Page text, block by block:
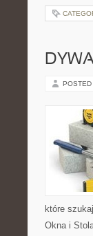
POSTED
które
Okna i